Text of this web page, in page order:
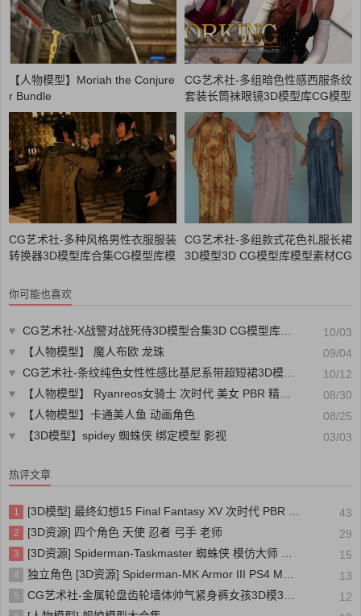
【人物模型】Moriah the Conjure
r Bundle
CG艺术社-多组暗色性感西服条纹
套装长筒袜眼镜3D模型库CG模型
库模型素材CG88艺术社
CG艺术社-多种风格男性衣服服装
转换器3D模型库合集CG模型库模
CG艺术社-多组款式花色礼服长裙
3D模型3D CG模型库模型素材CG
你可能也喜欢
♥ CG艺术社-X战警对战死侍3D模型合集3D CG模型库模型素材CG88艺术社
10/03
♥
【人物模型】 魔人布欧 龙珠
09/04
♥ CG艺术社-条纹纯色女性性感比基尼系带超短裙3D模型库CG模型库模型素材CG88艺术社
10/12
♥
【人物模型】 Ryanreos女骑士 次时代 美女 PBR 精灵护卫
08/30
♥
【人物模型】卡通美人鱼 动画角色
08/25
♥
【3D模型】spidey 蜘蛛侠 绑定模型 影视 03/03
热评文章
1 [3D模型] 最终幻想15 Final Fantasy XV 次时代 PBR 写实人物角色模型 43
2 [3D资源] 四个角色 天使 忍者 弓手 老师 29
3 [3D资源] Spiderman-Taskmaster 蜘蛛侠 模仿大师 装甲 15
4 独立角色 [3D资源] Spiderman-MK Armor III PS4 MK装甲三号 蜘蛛侠 13
5 CG艺术社-金属轮盘齿轮墙体帅气紧身裤女孩3D模3D CG模型库模型素材CG88艺术社 12